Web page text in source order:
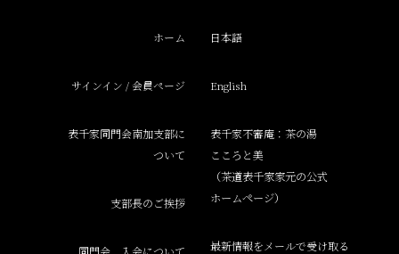
ホーム
サインイン / 会員ページ
表千家同門会南加支部に
ついて
支部長のご挨拶
日本語
English
表千家不審庵：茶の湯
こころと美
（茶道表千家家元の公式
ホームページ）
最新情報をメールで受け取る